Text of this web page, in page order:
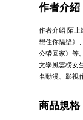
作者介紹
作者介紹 陌上
想住你隔壁》
公帶回家》等
文學風雲榜女
名動漫、影視
商品規格